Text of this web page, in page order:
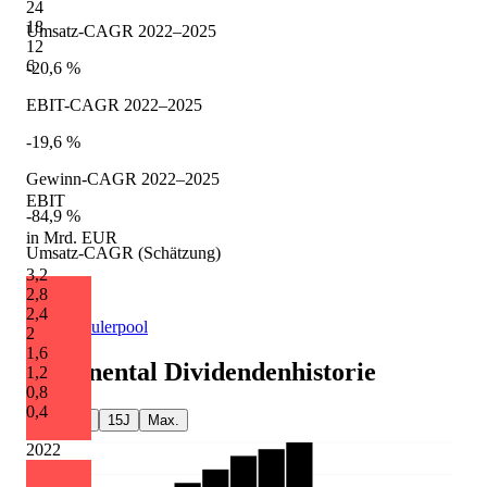
24
18
12
6
2022
EBIT
in Mrd. EUR
3,2
2,8
2,4
2
1,6
1,2
0,8
0,4
Umsatz-CAGR 2022–2025
-20,6 %
EBIT-CAGR 2022–2025
-19,6 %
Gewinn-CAGR 2022–2025
-84,9 %
Umsatz-CAGR (Schätzung)
-3,2 %
Quelle: Eulerpool
Continental Dividendenhistorie
5J 15J Max.